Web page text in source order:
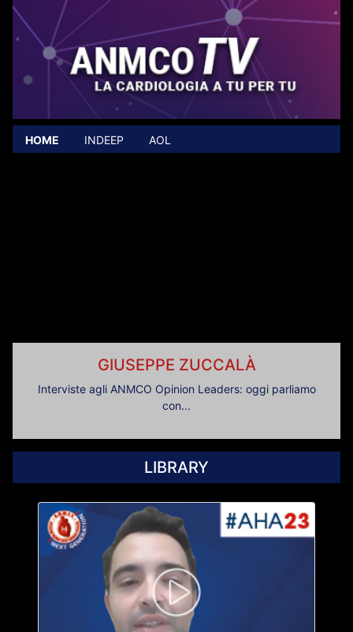
HOME INDEEP AOL
GIUSEPPE ZUCCALÀ
Interviste agli ANMCO Opinion Leaders: oggi parliamo
con...
LIBRARY